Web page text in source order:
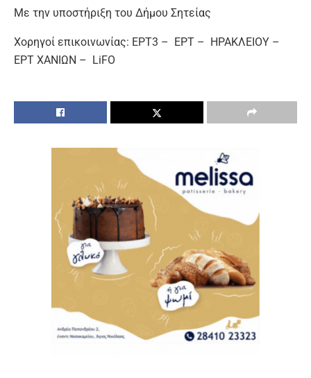
Με την υποστήριξη του Δήμου Σητείας
Χορηγοί επικοινωνίας: ΕΡΤ3 – EΡΤ – ΗΡΑΚΛΕΙΟΥ –
ΕΡΤ ΧΑΝΙΩΝ – LiFO